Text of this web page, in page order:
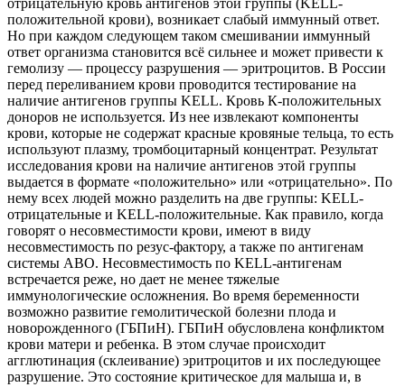
положительной крови), возникает слабый иммунный ответ.
Но при каждом следующем таком смешивании иммунный
ответ организма становится всё сильнее и может привести к
гемолизу — процессу разрушения — эритроцитов. В России
перед переливанием крови проводится тестирование на
наличие антигенов группы KELL. Кровь К-положительных
доноров не используется. Из нее извлекают компоненты
крови, которые не содержат красные кровяные тельца, то есть
используют плазму, тромбоцитарный концентрат. Результат
исследования крови на наличие антигенов этой группы
выдается в формате «положительно» или «отрицательно». По
нему всех людей можно разделить на две группы: KELL-
отрицательные и KELL-положительные. Как правило, когда
говорят о несовместимости крови, имеют в виду
несовместимость по резус-фактору, а также по антигенам
системы АВО. Несовместимость по KELL-антигенам
встречается реже, но дает не менее тяжелые
иммунологические осложнения. Во время беременности
возможно развитие гемолитической болезни плода и
новорожденного (ГБПиН). ГБПиН обусловлена конфликтом
крови матери и ребенка. В этом случае происходит
агглютинация (склеивание) эритроцитов и их последующее
разрушение. Это состояние критическое для малыша и, в